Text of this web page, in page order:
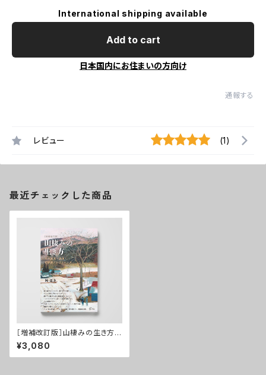
International shipping available
Add to cart
日本国内にお住まいの方向け
通報する
レビュー (1)
最近チェックした商品
［増補改訂版］山棲みの生き方─
─木の実食・焼畑・狩猟獣・レジ
リエンス
¥3,080